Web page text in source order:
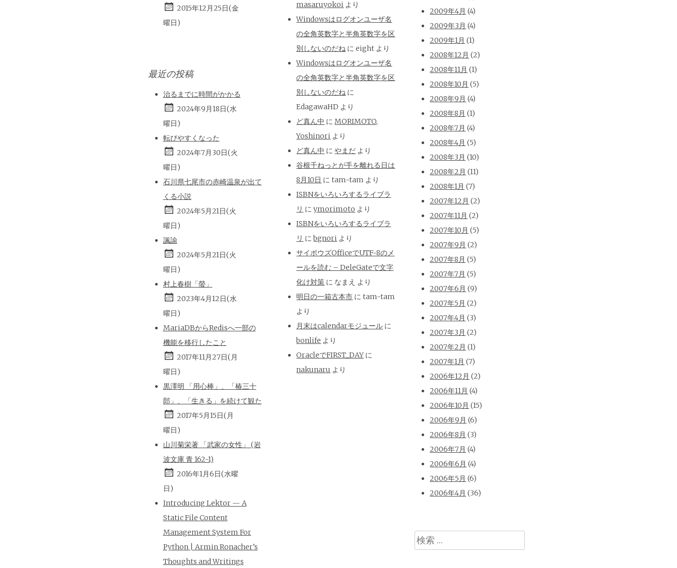
2015年12月25日(金
曜日)
最近の投稿
治るまでに時間がかかる
2024年9月18日(水
曜日)
転びやすくなった
2024年7月30日(火
曜日)
石川県七尾市の赤崎温泉が出て
くる小説
2024年5月21日(火
曜日)
諷諭
2024年5月21日(火
曜日)
村上春樹「螢」
2023年4月12日(水
曜日)
MariaDBからRedisへ一部の
機能を移行したこと
2017年11月27日(月
曜日)
黒澤明 「用心棒」、「椿三十
郎」、「生きる」を続けて観た
2017年5月15日(月
曜日)
山川菊栄著 「武家の女性」 (岩
波文庫 青 162-1)
2016年1月6日(水曜
日)
Introducing Lektor — A
Static File Content
Management System For
Python | Armin Ronacher’s
Thoughts and Writings
masaruyokoi より
Windowsはログオンユーザ名
の全角英数字と半角英数字を区
別しないのだね にeight より
Windowsはログオンユーザ名
の全角英数字と半角英数字を区
別しないのだね に
EdagawaHD より
ど真ん中 にMORIMOTO,
Yoshinori より
ど真ん中 にやまだ より
谷根千ねっとが手を離れる日は
8月10日 にtam-tam より
ISBNをいろいろするライブラ
リ にymorimoto より
ISBNをいろいろするライブラ
リ にbgnori より
サイボウズOfficeでUTF-8のメ
ールを読む – DeleGateで文字
化け対策 に なまえ より
明日の一箱古本市 にtam-tam
より
月末はcalendarモジュール に
bonlife より
OracleでFIRST_DAY に
nakunaru より
2009年4月 (4)
2009年3月 (4)
2009年1月 (1)
2008年12月 (2)
2008年11月 (1)
2008年10月 (5)
2008年9月 (4)
2008年8月 (1)
2008年7月 (4)
2008年4月 (5)
2008年3月 (10)
2008年2月 (11)
2008年1月 (7)
2007年12月 (2)
2007年11月 (2)
2007年10月 (5)
2007年9月 (2)
2007年8月 (5)
2007年7月 (5)
2007年6月 (9)
2007年5月 (2)
2007年4月 (3)
2007年3月 (2)
2007年2月 (1)
2007年1月 (7)
2006年12月 (2)
2006年11月 (4)
2006年10月 (15)
2006年9月 (6)
2006年8月 (3)
2006年7月 (4)
2006年6月 (4)
2006年5月 (6)
2006年4月 (36)
検
索